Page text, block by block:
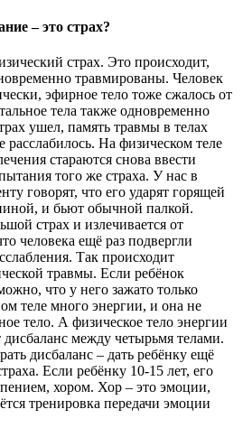
– это страх?
страх. Это происходит,
травмированы. Человек
эфирное тело тоже сжалось от
тела также одновременно
ушел, память травмы в телах
расслабилось. На физическом теле
стараются снова ввести
того же страха. У нас в
говорят, что его ударят горящей
и бьют обычной палкой.
страх и излечивается от
человека ещё раз подвергли
Так происходит
травмы. Если ребёнок
что у него зажато только
теле много энергии, и она не
тело. А физическое тело энергии
между четырьмя телами.
дисбаланс – дать ребёнку ещё
Если ребёнку 10-15 лет, его
хором. Хор – это эмоции,
тренировка передачи эмоции